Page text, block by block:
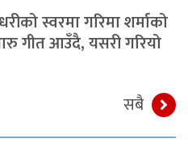
स्वरमा गरिमा शर्माको
गीत आउँदै, यसरी गरियो
सबै